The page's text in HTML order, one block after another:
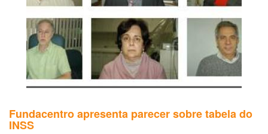
Câncer
Relacionado
ao
Trabalho
e
Ambiente
Fundacentro apresenta parecer sobre tabela do
INSS